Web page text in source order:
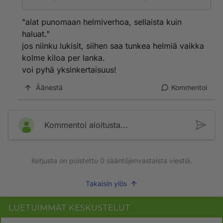
"alat punomaan helmiverhoa, sellaista kuin
haluat."
jos niinku lukisit, siihen saa tunkea helmiä vaikka
kolme kiloa per lanka.
voi pyhä yksinkertaisuus!
Äänestä Kommentoi
Kommentoi aloitusta...
Ketjusta on poistettu 0 sääntöjenvastaista viestiä.
Takaisin ylös
LUETUIMMAT KESKUSTELUT